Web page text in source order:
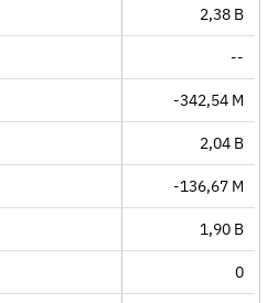
2,38 B
--
-342,54 M
2,04 B
-136,67 M
1,90 B
0